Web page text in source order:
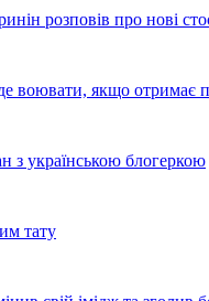
розповів про нові
воювати, якщо отримає
з українською блогеркою
тату